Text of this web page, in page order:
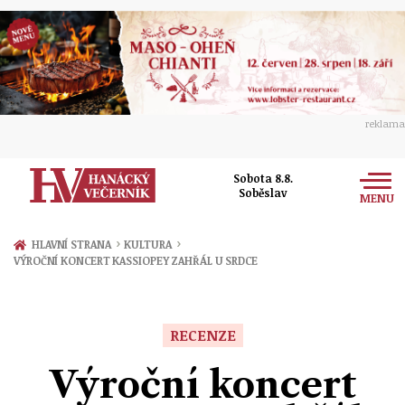
reklama
Sobota 8.8.
Soběslav
MENU
Zprávy
Přerov
Ekonomika
Ženy
Sport
HLAVNÍ STRANA › KULTURA ›
VÝROČNÍ KONCERT KASSIOPEY ZAHŘÁL U SRDCE
RECENZE
Výroční koncert